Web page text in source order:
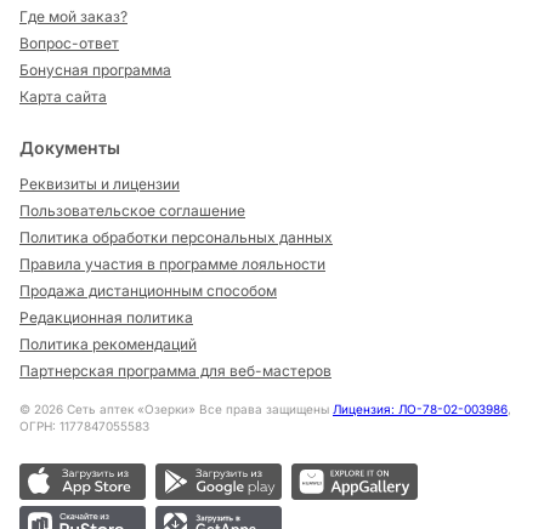
Где мой заказ?
Вопрос-ответ
Бонусная программа
Карта сайта
Документы
Реквизиты и лицензии
Пользовательское соглашение
Политика обработки персональных данных
Правила участия в программе лояльности
Продажа дистанционным способом
Редакционная политика
Политика рекомендаций
Партнерская программа для веб-мастеров
© 2026 Сеть аптек «Озерки» Все права защищены Лицензия: ЛО-78-02-003986,
ОГРН: 1177847055583